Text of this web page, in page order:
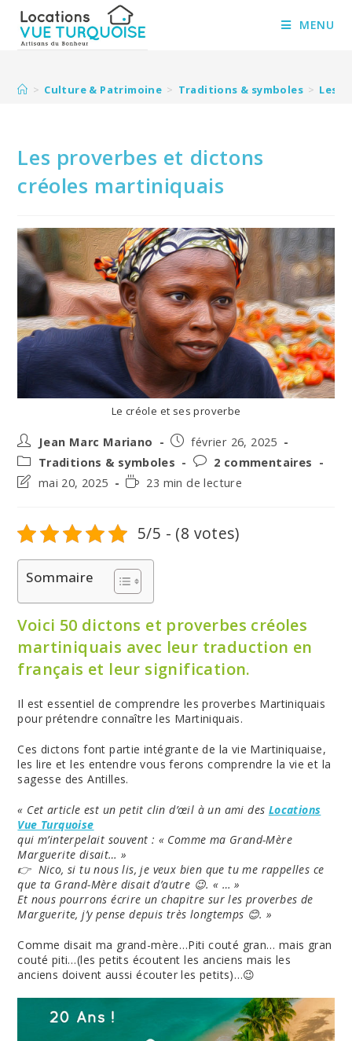
content
MENU
> Culture & Patrimoine > Traditions & symboles > Les
Les proverbes et dictons
créoles martiniquais
Le créole et ses proverbe
Auteur/autrice
de
la
publication :
Jean Marc Mariano
Post
published:
février 26, 2025
Post
category:
Traditions & symboles
Post
comments:
2 commentaires
Postmai 20, 2025
Temps23 min de lecture
5/5 - (8 votes)
Sommaire
Voici 50 dictons et proverbes créoles
martiniquais avec leur traduction en
français et leur signification.
Il est essentiel de comprendre les proverbes Martiniquais
pour prétendre connaître les Martiniquais.
Ces dictons font partie intégrante de la vie Martiniquaise,
les lire et les entendre vous ferons comprendre la vie et la
sagesse des Antilles.
« Cet article est un petit clin d’œil à un ami des Locations
Vue Turquoise
qui m’interpelait souvent : « Comme ma Grand-Mère
Marguerite disait… »
👉 Nico, si tu nous lis, je veux bien que tu me rappelles ce
que ta Grand-Mère disait d’autre 😉. « … »
Et nous pourrons écrire un chapitre sur les proverbes de
Marguerite, j’y pense depuis très longtemps 😊. »
Comme disait ma grand-mère…Piti couté gran… mais gran
couté piti…(les petits écoutent les anciens mais les
anciens doivent aussi écouter les petits)…😉